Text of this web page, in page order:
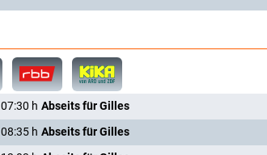
07:30 h Abseits für Gilles
08:35 h Abseits für Gilles